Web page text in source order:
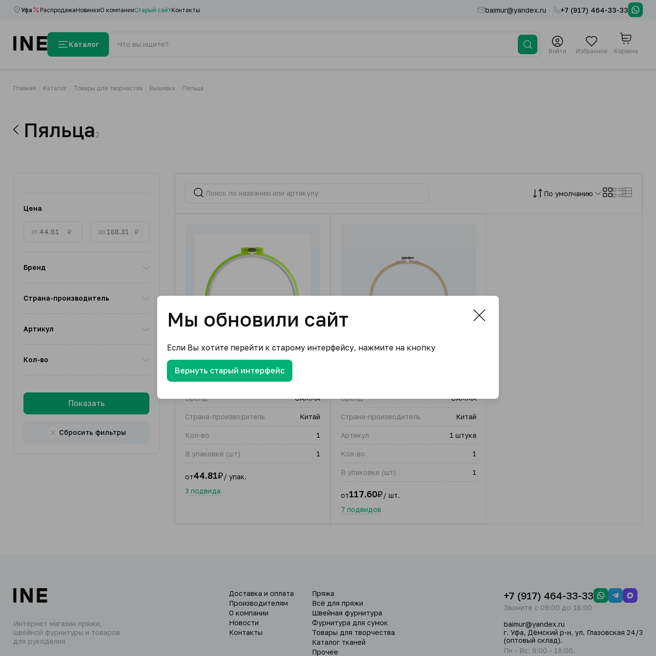
Уфа РаспродажаНовинкиО компанииСтарый сайтКонтакты baimur@yandex.ru +7 (917) 464-33-33
Каталог
Войти Избранное Корзина
Главная Каталог Товары для творчества Вышивка Пяльца
Пяльца2
Цена
от ₽ до ₽
Бренд
Страна-производитель
Артикул
Кол-во
Показать
Сбросить фильтры
По умолчанию
"GAMMA" Пяльца пластиковые
Бренд GAMMA
Страна-производитель Китай
Кол-во 1
В упаковке (шт) 1
от44.81₽/ упак.
3 подвида
Бренд GAMMA
Страна-производитель Китай
Артикул 1 штука
Кол-во 1
В упаковке (шт) 1
от117.60₽/ шт.
7 подвидов
Интернет магазин пряжи,
швейной фурнитуры и товаров
для рукоделия
Доставка и оплата
Производителям
О компании
Новости
Контакты
Пряжа
Всё для пряжи
Швейная фурнитура
Фурнитура для сумок
Товары для творчества
Каталог тканей
Прочее
+7 (917) 464-33-33
Звоните с 09:00 до 18:00
baimur@yandex.ru
г. Уфа, Дёмский р-н, ул. Глазовская 24/3
(оптовый склад).
Пн - Вс: 9:00 - 18:00.
Мы обновили сайт
Если Вы хотите перейти к старому интерфейсу, нажмите на кнопку
Вернуть старый интерфейс